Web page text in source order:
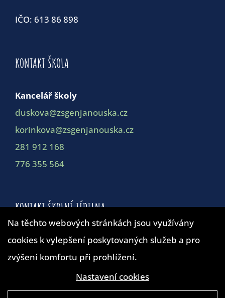
IČO: 613 86 898
KONTAKT ŠKOLA
Kancelář školy
duskova@zsgenjanouska.cz
korinkova@zsgenjanouska.cz
281 912 168
776 355 564
KONTAKT ŠKOLNÍ JÍDELNA
Školní jídelna
duskova@zsgenjanouska.cz
Na těchto webových stránkách jsou využívány
cookies k vylepšení poskytovaných služeb a pro
zvýšení komfortu při prohlížení.
Nastavení cookies